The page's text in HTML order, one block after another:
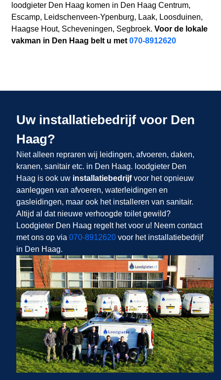
loodgieter Den Haag komen in Den Haag Centrum,
Escamp, Leidschenveen-Ypenburg, Laak, Loosduinen,
Haagse Hout, Scheveningen, Segbroek. Voor de lokale
vakman in Den Haag belt u met070-8912620
Uw installatiebedrijf voor Den
Haag?
Niet alleen repraren wij leidingen, afvoeren, daken,
kranen, sanitair etc. in Den Haag. loodgieter Den
Haag is ook uw installatiebedrijfvoor het opnieuw
aanleggen van afvoeren, waterleidingen en
gasleidingen, maar ook het installeren van sanitair.
Altijd al dat nieuwe verhoogde toilet gewild?
Loodgieter Den Haag regelt het voor u! Neem contact
met ons op via 070-8912620voor het installatiebedrijf
in Den Haag.